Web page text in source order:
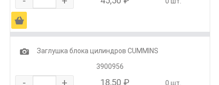
Ä
1
Заглушка блока цилиндров CUMMINS
3900956
- + 18,50 ₽ 0 шт.